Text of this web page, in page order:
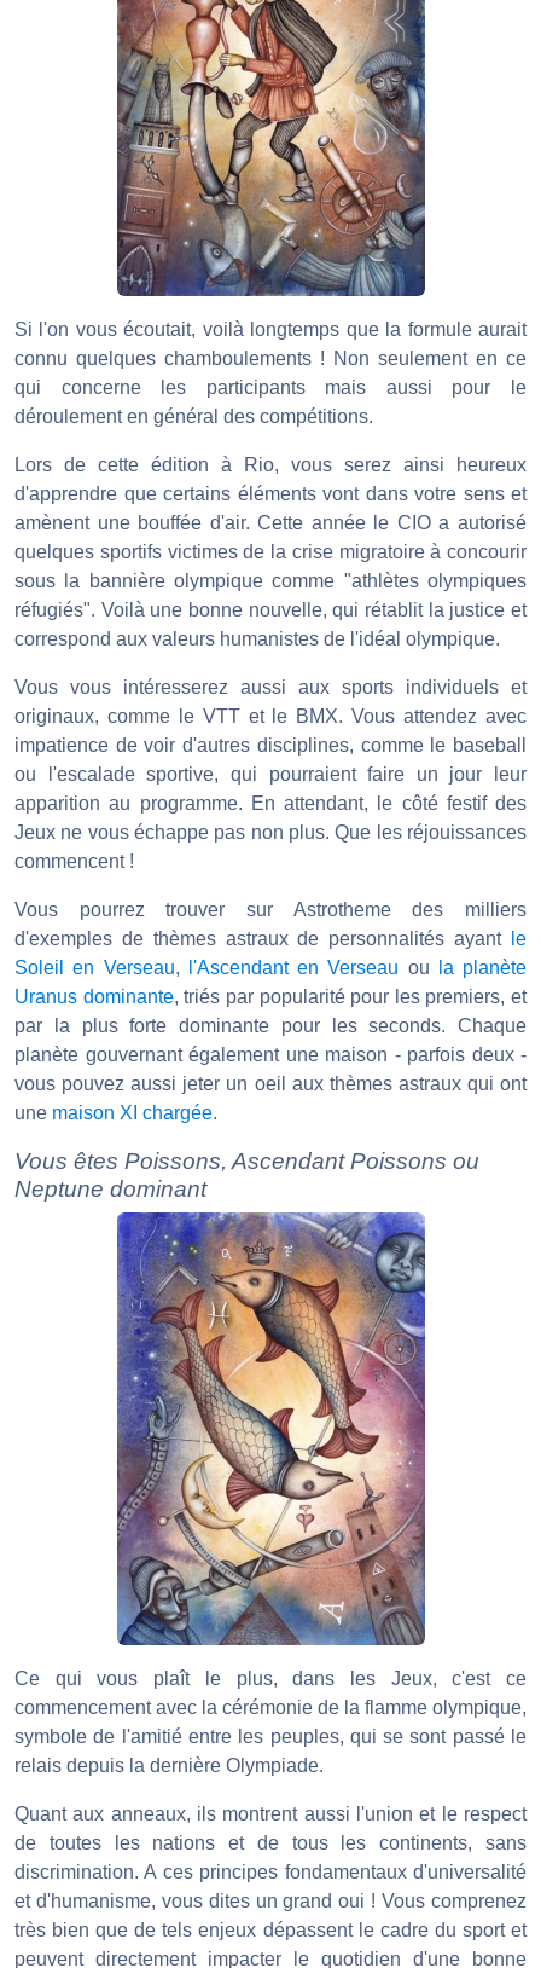
Si l'on vous écoutait, voilà longtemps que la formule aurait
connu quelques chamboulements ! Non seulement en ce
qui concerne les participants mais aussi pour le
déroulement en général des compétitions.
Lors de cette édition à Rio, vous serez ainsi heureux
d'apprendre que certains éléments vont dans votre sens et
amènent une bouffée d'air. Cette année le CIO a autorisé
quelques sportifs victimes de la crise migratoire à concourir
sous la bannière olympique comme "athlètes olympiques
réfugiés". Voilà une bonne nouvelle, qui rétablit la justice et
correspond aux valeurs humanistes de l'idéal olympique.
Vous vous intéresserez aussi aux sports individuels et
originaux, comme le VTT et le BMX. Vous attendez avec
impatience de voir d'autres disciplines, comme le baseball
ou l'escalade sportive, qui pourraient faire un jour leur
apparition au programme. En attendant, le côté festif des
Jeux ne vous échappe pas non plus. Que les réjouissances
commencent !
Vous pourrez trouver sur Astrotheme des milliers
d'exemples de thèmes astraux de personnalités ayant
le
Soleil en Verseau, l'Ascendant en Verseau ou
la planète
Uranus dominante, triés par popularité pour les premiers, et
par la plus forte dominante pour les seconds. Chaque
planète gouvernant également une maison - parfois deux -
vous pouvez aussi jeter un oeil aux thèmes astraux qui ont
une maison XI chargée.
Vous êtes Poissons, Ascendant Poissons ou
Neptune dominant
Ce qui vous plaît le plus, dans les Jeux, c'est ce
commencement avec la cérémonie de la flamme olympique,
symbole de l'amitié entre les peuples, qui se sont passé le
relais depuis la dernière Olympiade.
Quant aux anneaux, ils montrent aussi l'union et le respect
de toutes les nations et de tous les continents, sans
discrimination. A ces principes fondamentaux d'universalité
et d'humanisme, vous dites un grand oui ! Vous comprenez
très bien que de tels enjeux dépassent le cadre du sport et
peuvent directement impacter le quotidien d'une bonne